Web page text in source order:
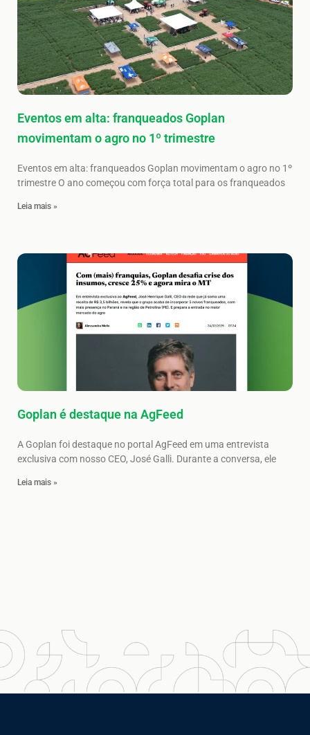
Eventos em alta: franqueados Goplan
movimentam o agro no 1º trimestre
Eventos em alta: franqueados Goplan movimentam o agro no 1º
trimestre O ano começou com força total para os franqueados
Leia mais »
Goplan é destaque na AgFeed
A Goplan foi destaque no portal AgFeed em uma entrevista
exclusiva com nosso CEO, José Galli. Durante a conversa, ele
Leia mais »